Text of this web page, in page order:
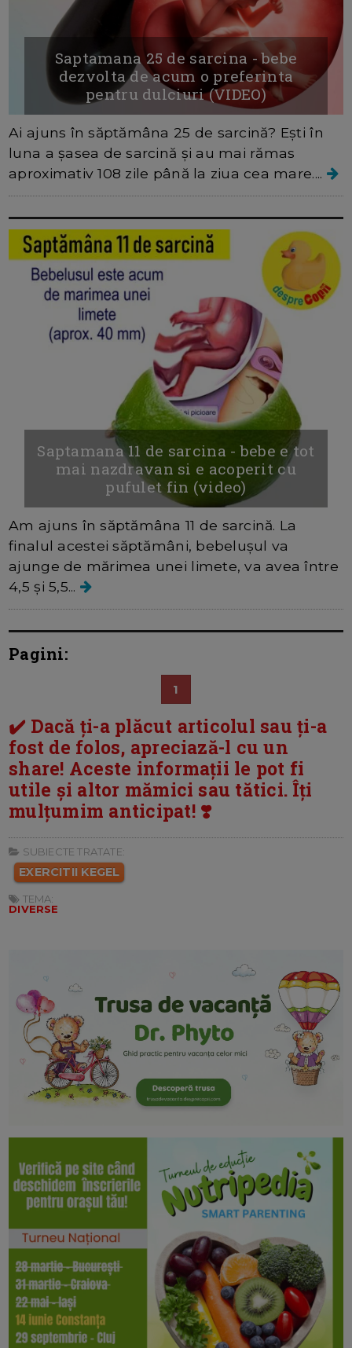
Saptamana 25 de sarcina - bebe
dezvolta de acum o preferinta
pentru dulciuri (VIDEO)
Ai ajuns în săptămâna 25 de sarcină? Ești în
luna a șasea de sarcină și au mai rămas
aproximativ 108 zile până la ziua cea mare....
Saptamana 11 de sarcina - bebe e tot
mai nazdravan si e acoperit cu
pufulet fin (video)
Am ajuns în săptămâna 11 de sarcină. La
finalul acestei săptămâni, bebelușul va
ajunge de mărimea unei limete, va avea între
4,5 și 5,5...
Pagini:
1
✔️ Dacă ți-a plăcut articolul sau ți-a
fost de folos, apreciază-l cu un
share! Aceste informații le pot fi
utile și altor mămici sau tătici. Îți
mulțumim anticipat! ❣️
SUBIECTE TRATATE:
EXERCITII KEGEL
TEMA:
DIVERSE